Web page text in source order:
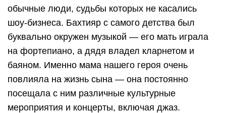
обычные люди, судьбы которых не касались
шоу-бизнеса. Бахтияр с самого детства был
буквально окружен музыкой — его мать играла
на фортепиано, а дядя владел кларнетом и
баяном. Именно мама нашего героя очень
повлияла на жизнь сына — она постоянно
посещала с ним различные культурные
мероприятия и концерты, включая джаз.